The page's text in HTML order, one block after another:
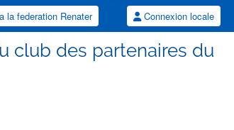
la federation Renater Connexion locale
club des partenaires du